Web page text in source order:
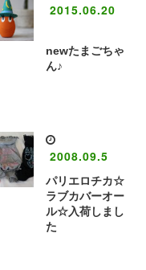
2015.06.20
newたまごちゃ
ん♪
2008.09.5
パリエロチカ☆
ラブカバーオー
ル☆入荷しまし
た